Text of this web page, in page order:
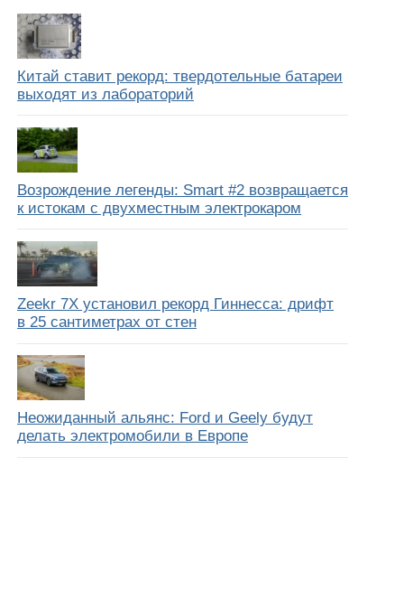
Китай ставит рекорд: твердотельные батареи
выходят из лабораторий
Возрождение легенды: Smart #2 возвращается
к истокам с двухместным электрокаром
Zeekr 7X установил рекорд Гиннесса: дрифт
в 25 сантиметрах от стен
Неожиданный альянс: Ford и Geely будут
делать электромобили в Европе